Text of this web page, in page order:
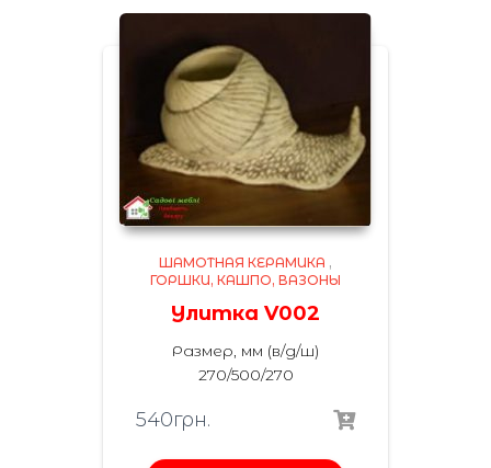
ШАМОТНАЯ КЕРАМИКА ,
ГОРШКИ, КАШПО, ВАЗОНЫ
Улитка V002
Размер, мм (в/д/ш)
270/500/270
540грн.